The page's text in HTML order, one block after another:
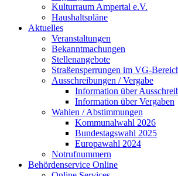
Kulturraum Ampertal e.V.
Haushaltspläne
Aktuelles
Veranstaltungen
Bekanntmachungen
Stellenangebote
Straßensperrungen im VG-
Ausschreibungen / Vergabe
Information über
Information über Vergaben
Wahlen / Abstimmungen
Kommunalwahl 2026
Bundestagswahl 2025
Europawahl 2024
Notrufnummern
Behördenservice Online